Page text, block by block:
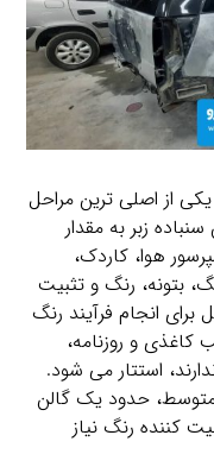
از اصلی ترین مراحل
زبر به مقدار
هوا، کاردک،
بتونه، رنگ و تثبیت
برای انجام فرآیند رنگ
کاغذی و روزنامه،
استتار می شود.
حدود یک گالن
کننده رنگ نیاز